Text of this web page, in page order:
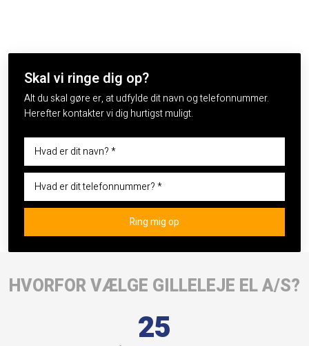
Skal vi ringe dig op?
Alt du skal gøre er, at udfylde dit navn og telefonnummer.
Herefter kontakter vi dig hurtigst muligt.
HVORFOR VÆLGE GILLELEJE EL A/S?
25